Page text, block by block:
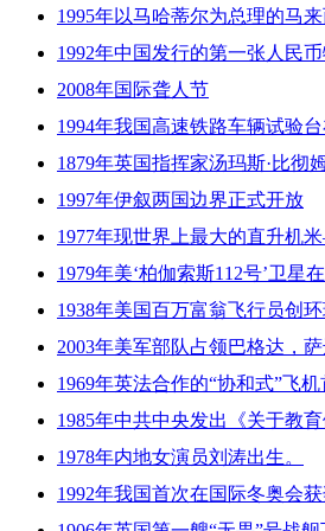
1995年以马哈蒂尔为总理的马
1992年中国发行的第一张人民
2008年国际聋人节
1994年我国高速铁路车辆试验台
1879年英国指挥家汤玛斯·比彻
1997年伊叙两国边界正式开放
1977年现世界上最大的直升机
1979年美‘柏伽索斯112号’卫星
1938年美国百万富翁飞行员创
2003年美军部队占领巴格达，
1969年英法合作的“协和式”飞
1985年中共中央发出《关于教
1978年内地女演员刘涛出生。
1992年我国首次在国际冬奥会